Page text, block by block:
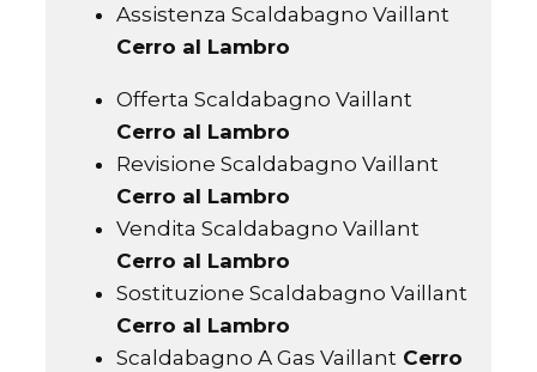
Assistenza Scaldabagno Vaillant
Cerro al Lambro
Offerta Scaldabagno Vaillant
Cerro al Lambro
Revisione Scaldabagno Vaillant
Cerro al Lambro
Vendita Scaldabagno Vaillant
Cerro al Lambro
Sostituzione Scaldabagno Vaillant
Cerro al Lambro
Scaldabagno A Gas VaillantCerro